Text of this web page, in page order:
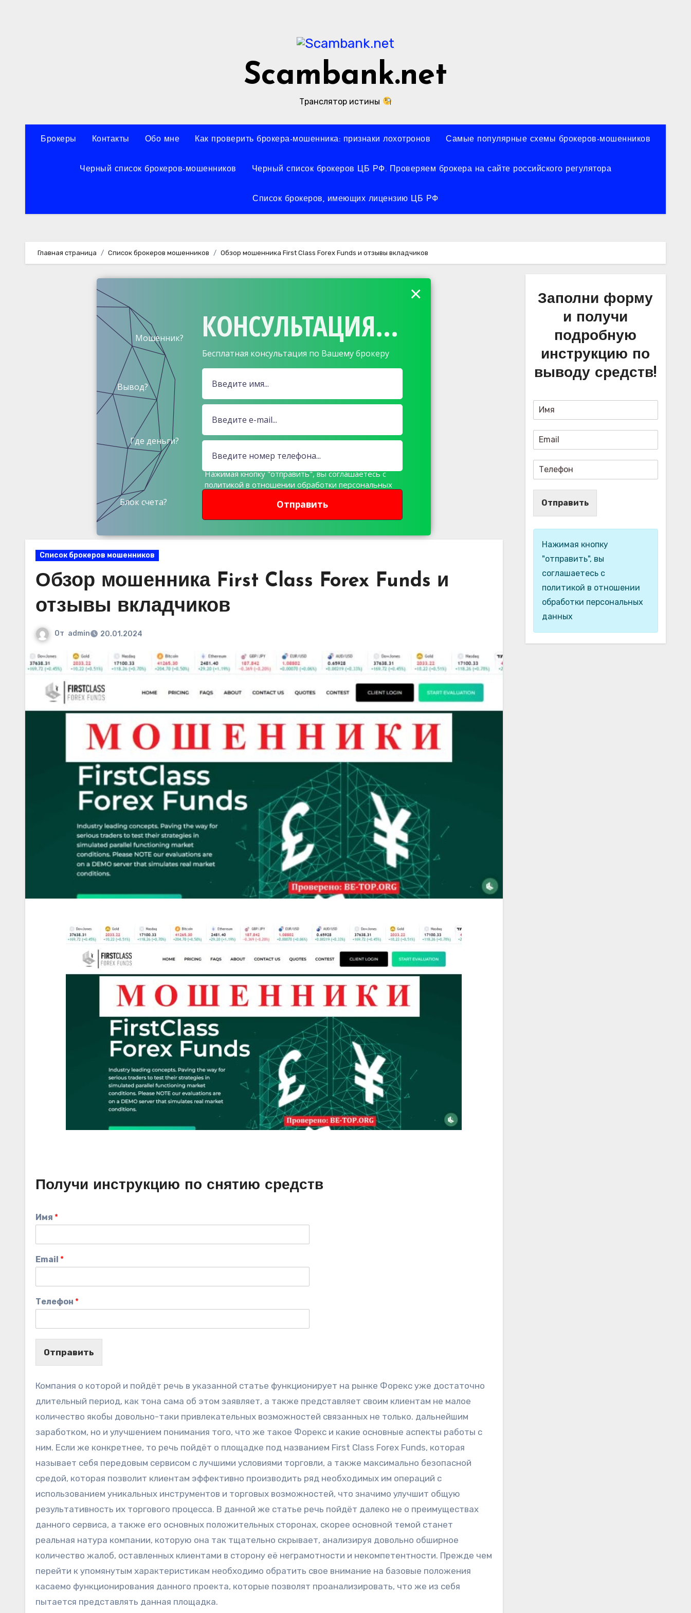
Scambank.net
Транслятор истины
Брокеры Контакты Обо мне Как проверить брокера-мошенника: признаки лохотронов Самые популярные схемы брокеров-мошенников
Черный список брокеров-мошенников Черный список брокеров ЦБ РФ. Проверяем брокера на сайте российского регулятора
Список брокеров, имеющих лицензию ЦБ РФ
Главная страница Список брокеров мошенников Обзор мошенника First Class Forex Funds и отзывы вкладчиков
КОНСУЛЬТАЦИЯ...
Бесплатная консультация по Вашему брокеру
Мошенник?
Вывод?
Где деньги?
Блок счета? Отправить
×
Нажимая кнопку "отправить", вы соглашаетесь с
политикой в отношении обработки персональных
Список брокеров мошенников
Обзор мошенника First Class Forex Funds и
отзывы вкладчиков
От admin 20.01.2024
Получи инструкцию по снятию средств
Имя *
Email *
Телефон *
Отправить
Компания о которой и пойдёт речь в указанной статье функционирует на рынке Форекс уже достаточно
длительный период, как тона сама об этом заявляет, а также представляет своим клиентам не малое
количество якобы довольно-таки привлекательных возможностей связанных не только. дальнейшим
заработком, но и улучшением понимания того, что же такое Форекс и какие основные аспекты работы с
ним. Если же конкретнее, то речь пойдёт о площадке под названием First Class Forex Funds, которая
называет себя передовым сервисом с лучшими условиями торговли, а также максимально безопасной
средой, которая позволит клиентам эффективно производить ряд необходимых им операций с
использованием уникальных инструментов и торговых возможностей, что значимо улучшит общую
результативность их торгового процесса. В данной же статье речь пойдёт далеко не о преимуществах
данного сервиса, а также его основных положительных сторонах, скорее основной темой станет
реальная натура компании, которую она так тщательно скрывает, анализируя довольно обширное
количество жалоб, оставленных клиентами в сторону её неграмотности и некомпетентности. Прежде чем
перейти к упомянутым характеристикам необходимо обратить свое внимание на базовые положения
касаемо функционирования данного проекта, которые позволят проанализировать, что же из себя
пытается представлять данная площадка.
Заполни форму
и получи
подробную
инструкцию по
выводу средств!
Отправить
Нажимая кнопку
"отправить", вы
соглашаетесь с
политикой в отношении
обработки персональных
данных